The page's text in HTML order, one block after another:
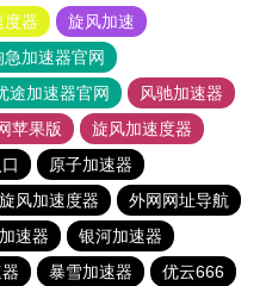
度器
旋风加速
急加速器官网
途加速器官网
风驰加速器
苹果版
旋风加速度器
原子加速器
旋风加速度器
外网网址导航
速器
银河加速器
暴雪加速器 优云666